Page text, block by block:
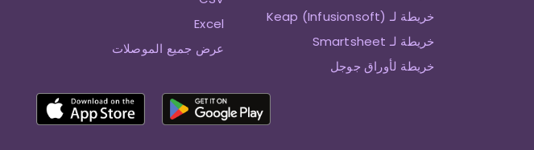
خريطة لـ Keap (Infusionsoft)
خريطة لـ Smartsheet
خريطة لأوراق جوجل
Excel
عرض جميع الموصلات